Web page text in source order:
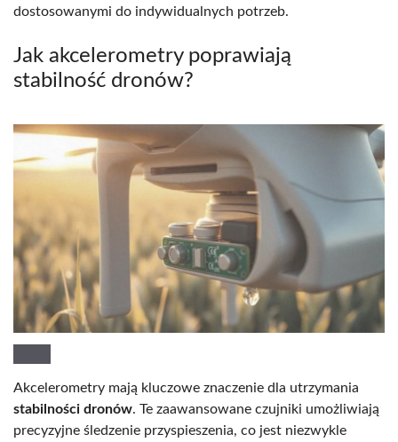
dostosowanymi do indywidualnych potrzeb.
Jak akcelerometry poprawiają
stabilność dronów?
Akcelerometry mają kluczowe znaczenie dla utrzymania
stabilności dronów. Te zaawansowane czujniki umożliwiają
precyzyjne śledzenie przyspieszenia, co jest niezwykle